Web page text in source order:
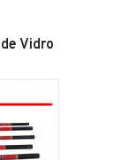
Vidro